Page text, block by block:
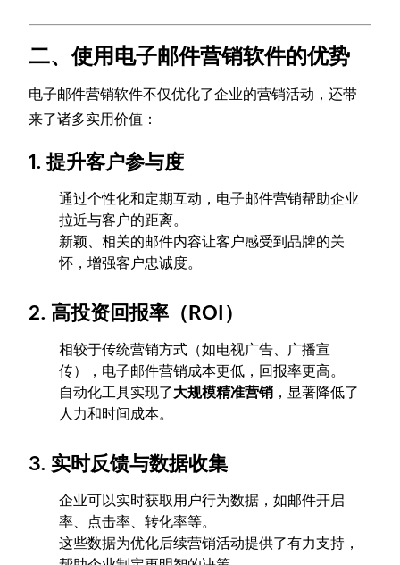
二、使用电子邮件营销软件的优势
电子邮件营销软件不仅优化了企业的营销活动，还带
来了诸多实用价值：
1. 提升客户参与度
通过个性化和定期互动，电子邮件营销帮助企业
拉近与客户的距离。
新颖、相关的邮件内容让客户感受到品牌的关
怀，增强客户忠诚度。
2. 高投资回报率（ROI）
相较于传统营销方式（如电视广告、广播宣
传），电子邮件营销成本更低，回报率更高。
自动化工具实现了大规模精准营销 ，显著降低了
人力和时间成本。
3. 实时反馈与数据收集
企业可以实时获取用户行为数据，如邮件开启
率、点击率、转化率等。
这些数据为优化后续营销活动提供了有力支持，